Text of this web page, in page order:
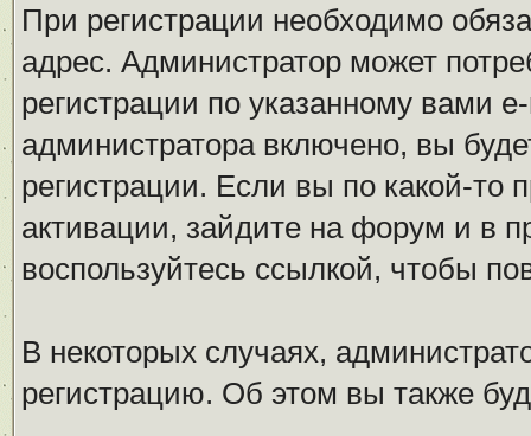
При регистрации необходимо
адрес. Администратор может
регистрации по указанному вами
администратора включено, вы
регистрации. Если вы по какой-то
активации, зайдите на форум и в
воспользуйтесь ссылкой, чтобы
В некоторых случаях,
регистрацию. Об этом вы также